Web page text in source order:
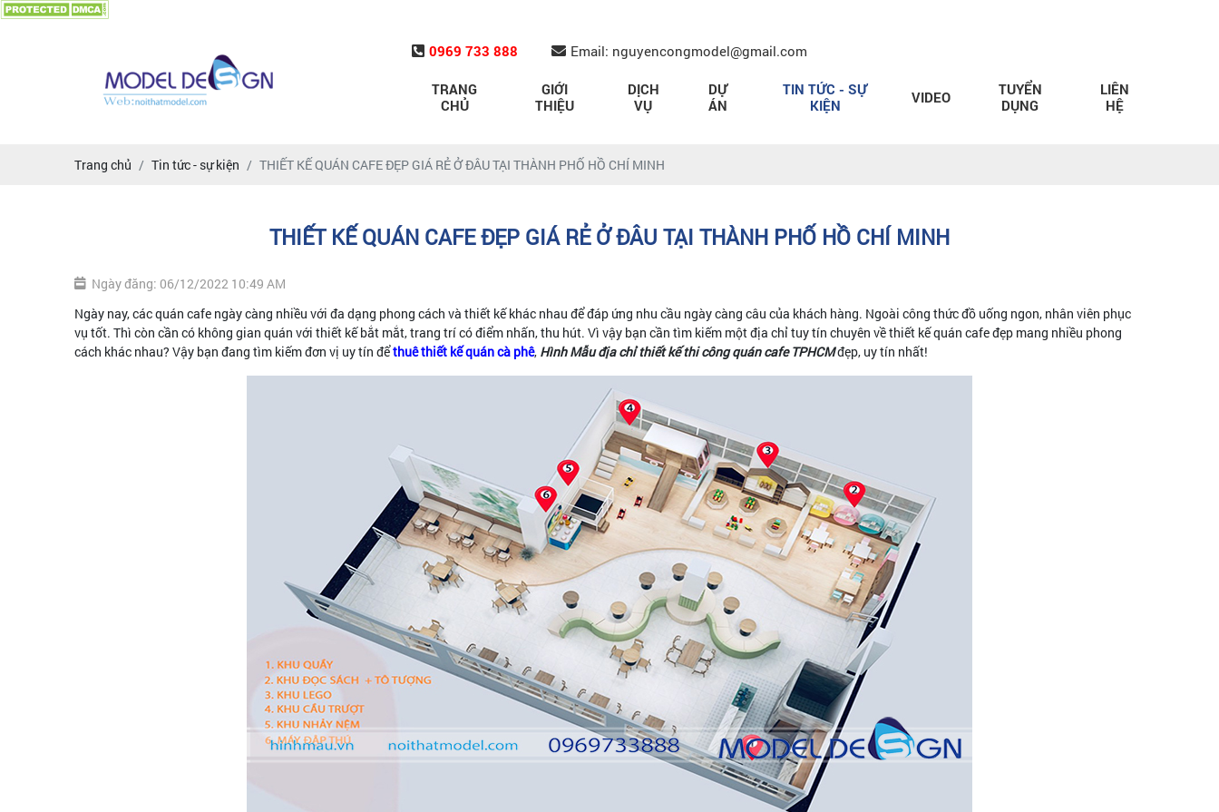
0969 733 888 Email: nguyencongmodel@gmail.com
TRANG
CHỦ
GIỚI
THIỆU
DỊCH
VỤ
DỰ
ÁN
TIN TỨC - SỰ
KIỆN
VIDEO
TUYỂN
DỤNG
LIÊN
HỆ
Trang chủ Tin tức - sự kiện THIẾT KẾ QUÁN CAFE ĐẸP GIÁ RẺ Ở ĐÂU TẠI THÀNH PHỐ HỒ CHÍ MINH
THIẾT KẾ QUÁN CAFE ĐẸP GIÁ RẺ Ở ĐÂU TẠI THÀNH PHỐ HỒ CHÍ MINH
Ngày đăng: 06/12/2022 10:49 AM
Ngày nay, các quán cafe ngày càng nhiều với đa dạng phong cách và thiết kế khác nhau để đáp ứng nhu cầu ngày càng câu của khách hàng. Ngoài công thức đồ uống ngon, nhân viên phục
vụ tốt. Thì còn cần có không gian quán với thiết kế bắt mắt, trang trí có điểm nhấn, thu hút. Vì vậy bạn cần tìm kiếm một địa chỉ tuy tín chuyên về thiết kế quán cafe đẹp mang nhiều phong
cách khác nhau? Vậy bạn đang tìm kiếm đơn vị uy tín đểthuê thiết kế quán cà phê, Hình Mẫu địa chỉ thiết kế thi công quán cafe TPHCMđẹp, uy tín nhất!